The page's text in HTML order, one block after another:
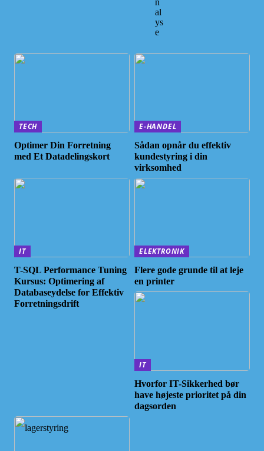
al
ys
e
TECH
Optimer Din Forretning
med Et Datadelingskort
E-HANDEL
Sådan opnår du effektiv
kundestyring i din
virksomhed
IT
T-SQL Performance Tuning
Kursus: Optimering af
Databaseydelse for Effektiv
Forretningsdrift
ELEKTRONIK
Flere gode grunde til at leje
en printer
IT
Hvorfor IT-Sikkerhed bør
have højeste prioritet på din
dagsorden